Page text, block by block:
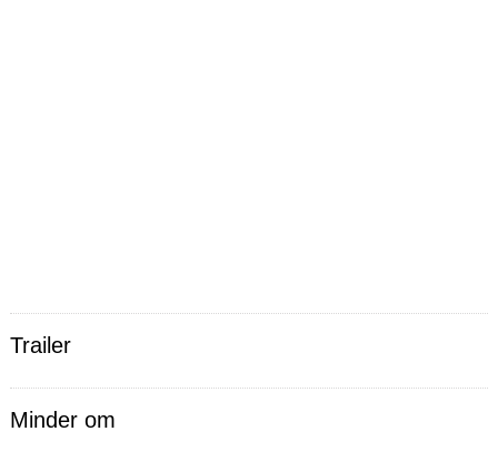
Trailer
Minder om